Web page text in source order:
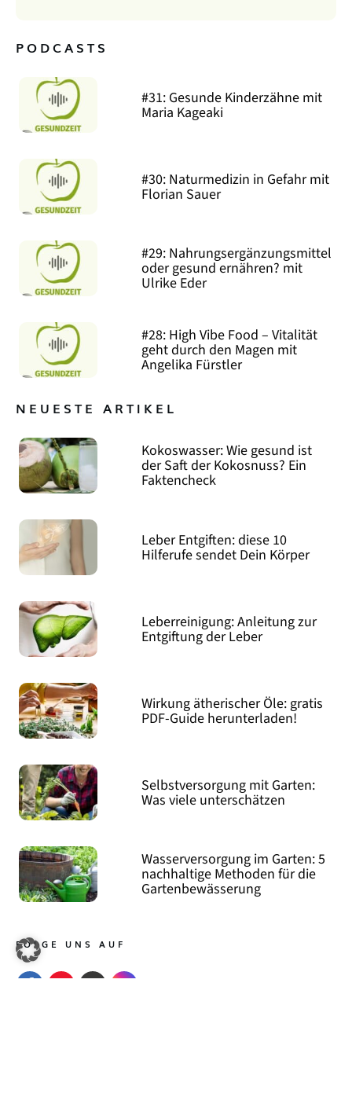
PODCASTS
#31: Gesunde Kinderzähne mit
Maria Kageaki
#30: Naturmedizin in Gefahr mit
Florian Sauer
#29: Nahrungsergänzungsmittel
oder gesund ernähren? mit
Ulrike Eder
#28: High Vibe Food – Vitalität
geht durch den Magen mit
Angelika Fürstler
NEUESTE ARTIKEL
Kokoswasser: Wie gesund ist
der Saft der Kokosnuss? Ein
Faktencheck
Leber Entgiften: diese 10
Hilferufe sendet Dein Körper
Leberreinigung: Anleitung zur
Entgiftung der Leber
Wirkung ätherischer Öle: gratis
PDF-Guide herunterladen!
Selbstversorgung mit Garten:
Was viele unterschätzen
Wasserversorgung im Garten: 5
nachhaltige Methoden für die
Gartenbewässerung
FOLGE UNS AUF